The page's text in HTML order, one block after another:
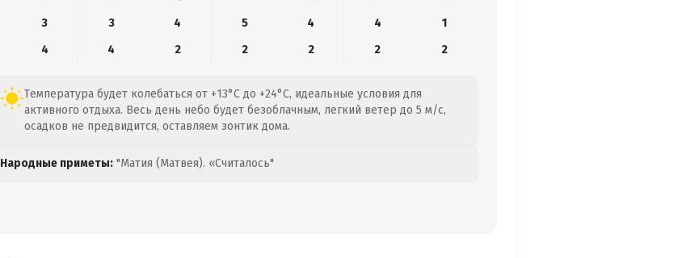
3 3 4 5 4 4
1
4 4 2 2 2 2 2
Температура будет колебаться от +13°C до +24°C, идеальные условия для
активного отдыха. Весь день небо будет безоблачным, легкий ветер до 5 м/с,
осадков не предвидится, оставляем зонтик дома.
Народные приметы: "Матия (Матвея). «Считалось"